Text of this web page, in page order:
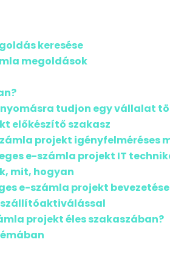
keresése
megoldások
tudjon egy vállalat
előkészítő szakasz
projekt igényfelméréses
e-számla projekt IT
mit, hogyan
e-számla projekt
szállítóaktiválással
projekt éles szakaszában?